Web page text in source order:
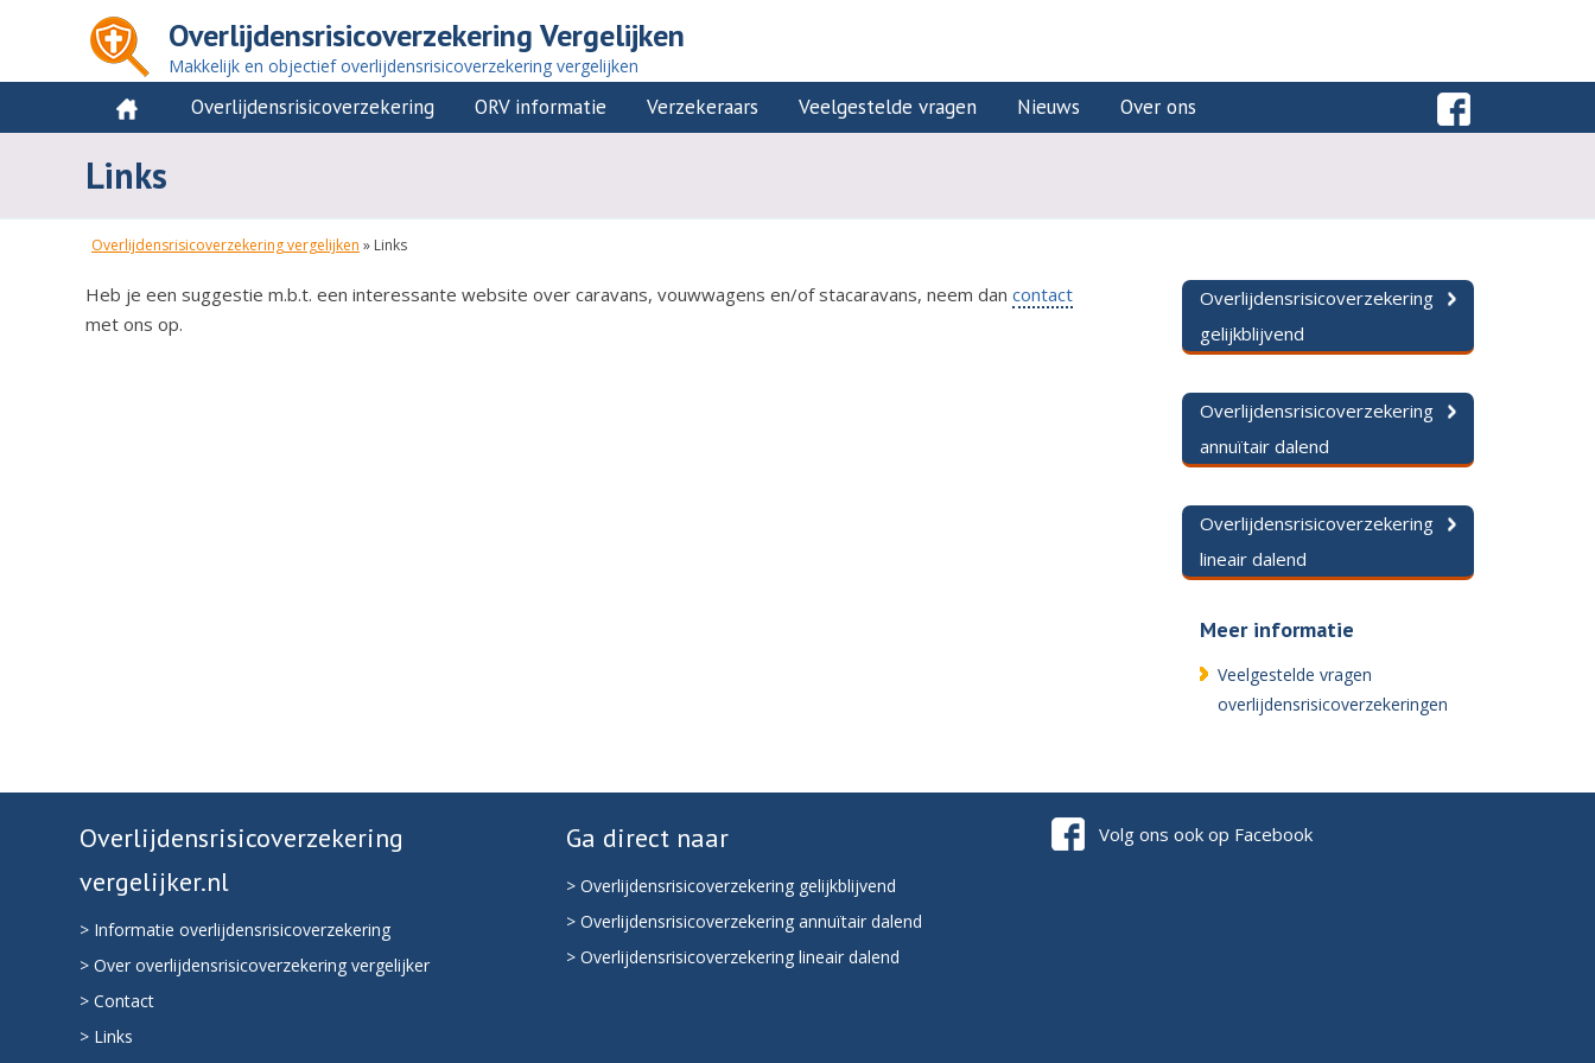
Overlijdensrisicoverzekering Vergelijken
Makkelijk en objectief overlijdensrisicoverzekering vergelijken
Overlijdensrisicoverzekering ORV informatie Verzekeraars Veelgestelde vragen Nieuws Over ons
Links
Overlijdensrisicoverzekering vergelijken » Links
Heb je een suggestie m.b.t. een interessante website over caravans, vouwwagens en/of stacaravans, neem dan contact
met ons op.
Overlijdensrisicoverzekering
gelijkblijvend
Overlijdensrisicoverzekering
annuïtair dalend
Overlijdensrisicoverzekering
lineair dalend
Meer informatie
Veelgestelde vragen
overlijdensrisicoverzekeringen
Overlijdensrisicoverzekering
vergelijker.nl
> Informatie overlijdensrisicoverzekering
> Over overlijdensrisicoverzekering vergelijker
> Contact
> Links
Ga direct naar
> Overlijdensrisicoverzekering gelijkblijvend
> Overlijdensrisicoverzekering annuïtair dalend
> Overlijdensrisicoverzekering lineair dalend
Volg ons ook op Facebook